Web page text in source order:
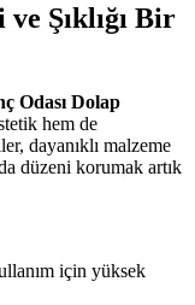
Şıklığı Bir
Odası Dolap
hem de
dayanıklı malzeme
düzeni korumak artık
için yüksek